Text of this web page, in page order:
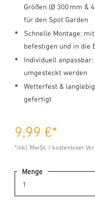
Größen (Ø 300 mm &
für den Spot Garden
Schnelle Montage:
befestigen und in die
Individuell
umgesteckt werden
Wetterfest &
gefertigt
9,99 €*
*inkl. MwSt. / kostenloser
Menge